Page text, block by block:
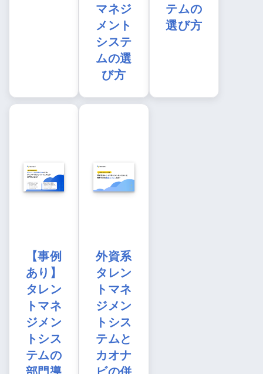
マネジ
メント
システ
ムの選
び方
テムの
選び方
【事例
あり】
タレン
トマネ
ジメン
トシス
テムの
外資系
タレン
トマネ
ジメン
トシス
テムと
カオナ